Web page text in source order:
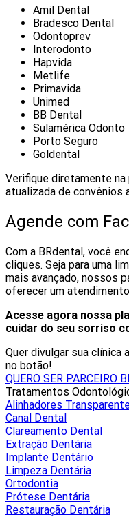
Amil Dental
Bradesco Dental
Odontoprev
Interodonto
Hapvida
Metlife
Primavida
Unimed
BB Dental
Sulamérica Odonto
Porto Seguro
Goldental
Verifique diretamente
atualizada de convênios
Agende com
Com a BRdental, você
cliques. Seja para uma
mais avançado, nossos
oferecer um
Acesse agora nossa
cuidar do seu sorriso
Quer divulgar sua clínica
no botão!
QUERO SER PARCEIRO
Tratamentos
Alinhadores
Canal Dental
Clareamento Dental
Extração Dentária
Implante Dentário
Limpeza Dentária
Ortodontia
Prótese Dentária
Restauração Dentária